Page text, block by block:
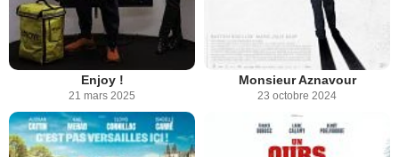
Enjoy !
21 mars 2025
Monsieur Aznavour
23 octobre 2024